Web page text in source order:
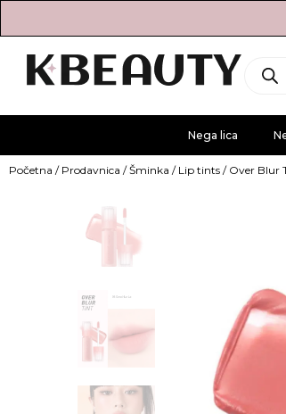
Nega lica
Početna / Prodavnica /Šminka / Lip tints / Over Blur